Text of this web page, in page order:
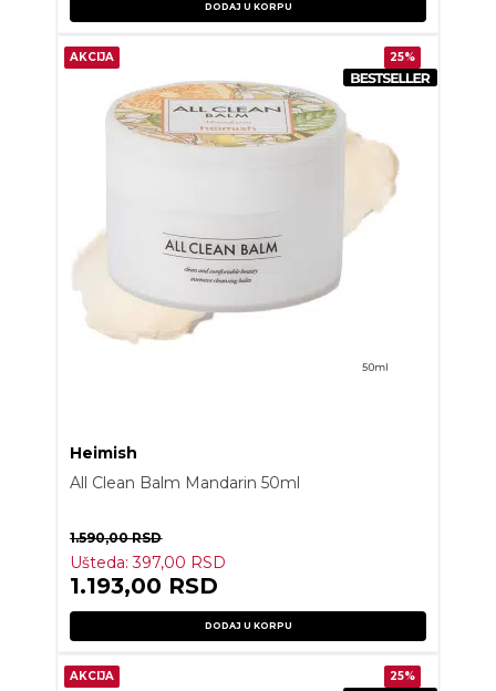
DODAJ U KORPU
AKCIJA 25%
Heimish
All Clean Balm Mandarin 50ml
1.590,00RSD
Ušteda:397,00 RSD
1.193,00 RSD
DODAJ U KORPU
AKCIJA 25%